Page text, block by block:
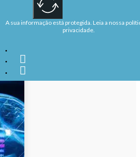
por
A sua informação está protegida. Leia a nossa
privacidade.